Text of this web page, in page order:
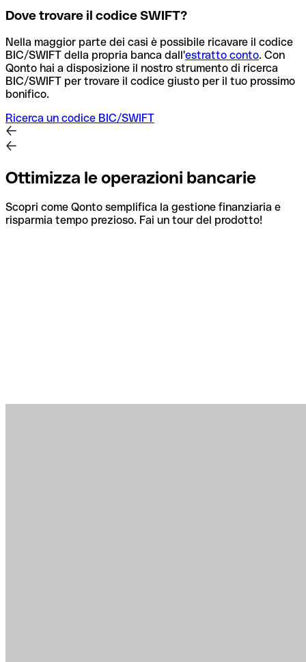
Dove trovare il codice SWIFT?
Nella maggior parte dei casi è possibile ricavare il codice
BIC/SWIFT della propria banca dall'estratto conto. Con
Qonto hai a disposizione il nostro strumento di ricerca
BIC/SWIFT per trovare il codice giusto per il tuo prossimo
bonifico.
Ricerca un codice BIC/SWIFT
Ottimizza le operazioni bancarie
Scopri come Qonto semplifica la gestione finanziaria e
risparmia tempo prezioso. Fai un tour del prodotto!